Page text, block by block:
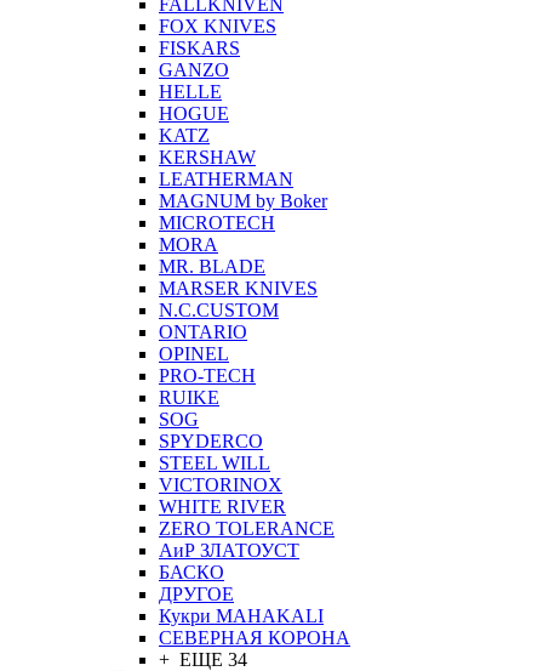
FALLKNIVEN
FOX KNIVES
FISKARS
GANZO
HELLE
HOGUE
KATZ
KERSHAW
LEATHERMAN
MAGNUM by Boker
MICROTECH
MORA
MR. BLADE
MARSER KNIVES
N.C.CUSTOM
ONTARIO
OPINEL
PRO-TECH
RUIKE
SOG
SPYDERCO
STEEL WILL
VICTORINOX
WHITE RIVER
ZERO TOLERANCE
АиР ЗЛАТОУСТ
БАСКО
ДРУГОЕ
Кукри MAHAKALI
СЕВЕРНАЯ КОРОНА
+ ЕЩЕ 34